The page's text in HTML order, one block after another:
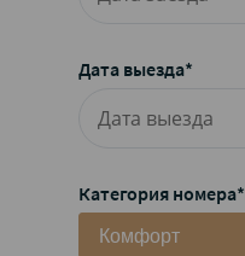
Дата выезда*
Категория номера*
Комфорт